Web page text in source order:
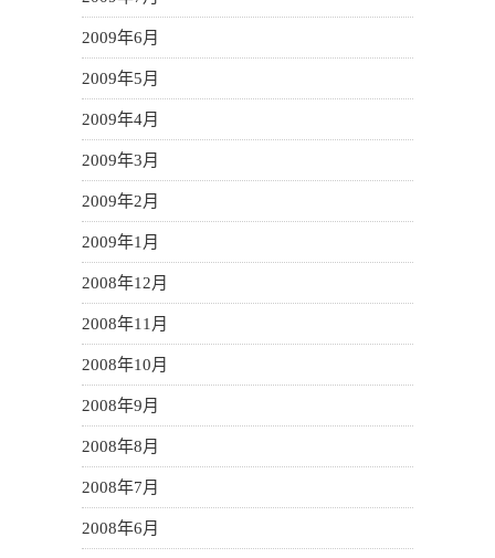
2009年6月
2009年5月
2009年4月
2009年3月
2009年2月
2009年1月
2008年12月
2008年11月
2008年10月
2008年9月
2008年8月
2008年7月
2008年6月